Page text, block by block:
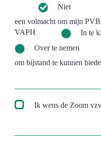
Niet
een volmacht om mijn
VAPH
In te
Over te nemen
om bijstand te kunnen
Ik wens de Zoom